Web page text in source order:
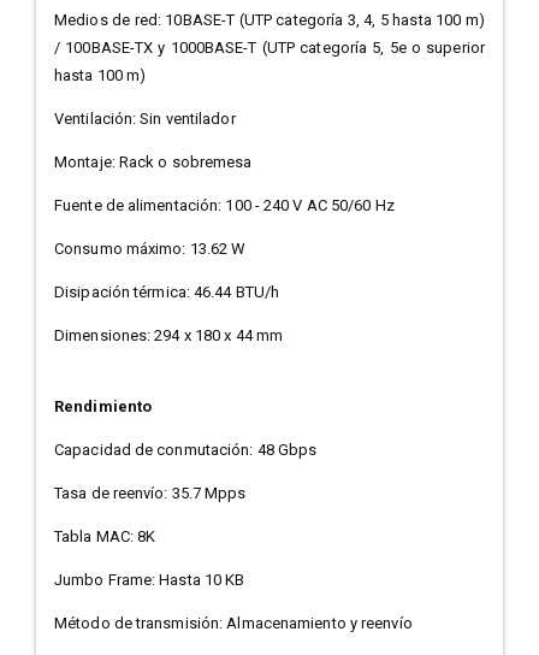
Medios de red: 10BASE-T (UTP categoría 3, 4, 5 hasta 100 m)
/ 100BASE-TX y 1000BASE-T (UTP categoría 5, 5e o superior
hasta 100 m)
Ventilación: Sin ventilador
Montaje: Rack o sobremesa
Fuente de alimentación: 100 - 240 V AC 50/60 Hz
Consumo máximo: 13.62 W
Disipación térmica: 46.44 BTU/h
Dimensiones: 294 x 180 x 44 mm
Rendimiento
Capacidad de conmutación: 48 Gbps
Tasa de reenvío: 35.7 Mpps
Tabla MAC: 8K
Jumbo Frame: Hasta 10 KB
Método de transmisión: Almacenamiento y reenvío